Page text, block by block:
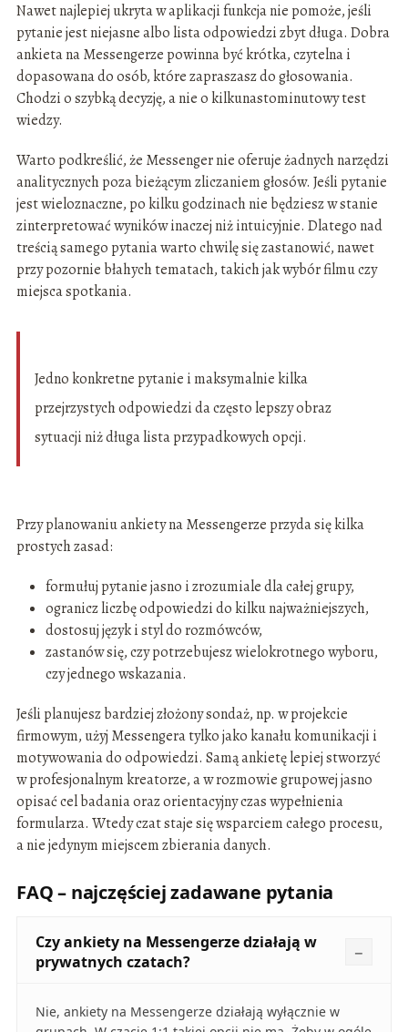
Nawet najlepiej ukryta w aplikacji funkcja nie pomoże, jeśli
pytanie jest niejasne albo lista odpowiedzi zbyt długa. Dobra
ankieta na Messengerze powinna być krótka, czytelna i
dopasowana do osób, które zapraszasz do głosowania.
Chodzi o szybką decyzję, a nie o kilkunastominutowy test
wiedzy.
Warto podkreślić, że Messenger nie oferuje żadnych narzędzi
analitycznych poza bieżącym zliczaniem głosów. Jeśli pytanie
jest wieloznaczne, po kilku godzinach nie będziesz w stanie
zinterpretować wyników inaczej niż intuicyjnie. Dlatego nad
treścią samego pytania warto chwilę się zastanowić, nawet
przy pozornie błahych tematach, takich jak wybór filmu czy
miejsca spotkania.
Jedno konkretne pytanie i maksymalnie kilka
przejrzystych odpowiedzi da często lepszy obraz
sytuacji niż długa lista przypadkowych opcji.
Przy planowaniu ankiety na Messengerze przyda się kilka
prostych zasad:
formułuj pytanie jasno i zrozumiale dla całej grupy,
ogranicz liczbę odpowiedzi do kilku najważniejszych,
dostosuj język i styl do rozmówców,
zastanów się, czy potrzebujesz wielokrotnego wyboru,
czy jednego wskazania.
Jeśli planujesz bardziej złożony sondaż, np. w projekcie
firmowym, użyj Messengera tylko jako kanału komunikacji i
motywowania do odpowiedzi. Samą ankietę lepiej stworzyć
w profesjonalnym kreatorze, a w rozmowie grupowej jasno
opisać cel badania oraz orientacyjny czas wypełnienia
formularza. Wtedy czat staje się wsparciem całego procesu,
a nie jedynym miejscem zbierania danych.
FAQ – najczęściej zadawane pytania
Czy ankiety na Messengerze działają w
prywatnych czatach?
Nie, ankiety na Messengerze działają wyłącznie w